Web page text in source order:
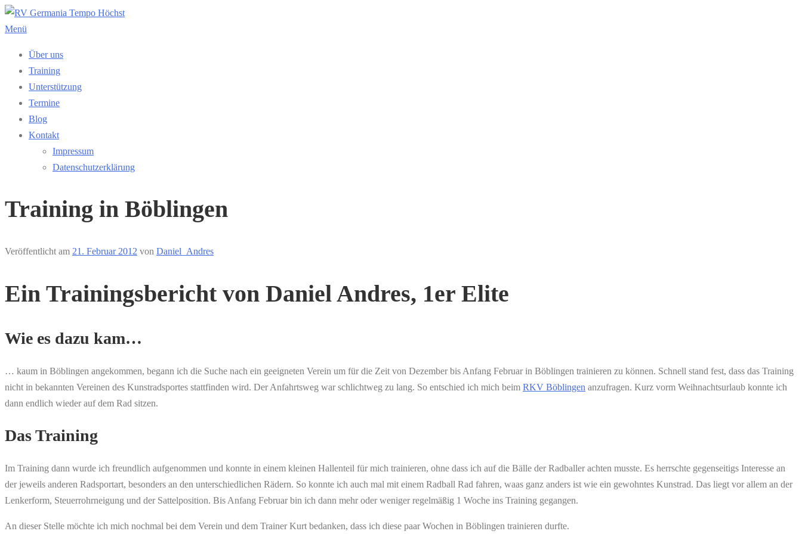
Zum
Inhalt
Menü
Über uns
Training
Unterstützung
Termine
Blog
Kontakt
Impressum
Datenschutzerklärung
Training in Böblingen
Veröffentlicht am 21. Februar 2012 von Daniel_Andres
Ein Trainingsbericht von Daniel Andres, 1er Elite
Wie es dazu kam…
… kaum in Böblingen angekommen, begann ich die Suche nach ein geeigneten Verein um für die Zeit von Dezember bis Anfang Februar in Böblingen trainieren zu können. Schnell stand fest, dass das Training
nicht in bekannten Vereinen des Kunstradsportes stattfinden wird. Der Anfahrtsweg war schlichtweg zu lang. So entschied ich mich beim RKV Böblingen anzufragen. Kurz vorm Weihnachtsurlaub konnte ich
dann endlich wieder auf dem Rad sitzen.
Das Training
Im Training dann wurde ich freundlich aufgenommen und konnte in einem kleinen Hallenteil für mich trainieren, ohne dass ich auf die Bälle der Radballer achten musste. Es herrschte gegenseitigs Interesse an
der jeweils anderen Radsportart, besonders an den unterschiedlichen Rädern. So konnte ich auch mal mit einem Radball Rad fahren, waas ganz anders ist wie ein gewohntes Kunstrad. Das liegt vor allem an der
Lenkerform, Steuerrohrneigung und der Sattelposition. Bis Anfang Februar bin ich dann mehr oder weniger regelmäßig 1 Woche ins Training gegangen.
An dieser Stelle möchte ich mich nochmal bei dem Verein und dem Trainer Kurt bedanken, dass ich diese paar Wochen in Böblingen trainieren durfte.